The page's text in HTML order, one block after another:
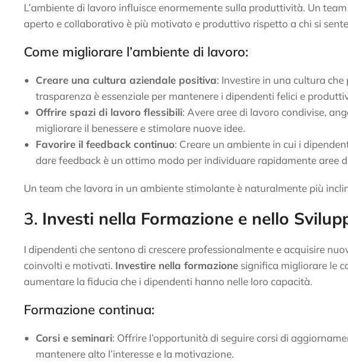
L’ambiente di lavoro influisce enormemente sulla produttività. Un
aperto e collaborativo è più motivato e produttivo rispetto a chi si
Come migliorare l’ambiente di lavoro:
Creare una cultura aziendale positiva: Investire in una cultura
trasparenza è essenziale per mantenere i dipendenti felici e
Offrire spazi di lavoro flessibili: Avere aree di lavoro condivise,
migliorare il benessere e stimolare nuove idee.
Favorire il feedback continuo: Creare un ambiente in cui i
dare feedback è un ottimo modo per individuare rapidamente aree
Un team che lavora in un ambiente stimolante è naturalmente più
3. Investi nella Formazione e nello
I dipendenti che sentono di crescere professionalmente e acquisire
coinvolti e motivati. Investire nella formazione significa migliorare le
aumentare la fiducia che i dipendenti hanno nelle loro capacità.
Formazione continua:
Corsi e seminari: Offrire l’opportunità di seguire corsi di
mantenere alto l’interesse e la motivazione.